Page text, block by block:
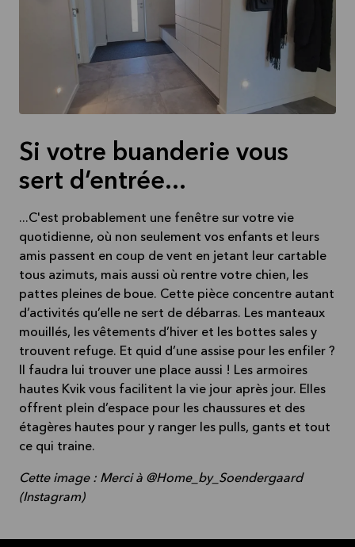
Si votre buanderie vous
sert d’entrée...
...C'est probablement une fenêtre sur votre vie
quotidienne, où non seulement vos enfants et leurs
amis passent en coup de vent en jetant leur cartable
tous azimuts, mais aussi où rentre votre chien, les
pattes pleines de boue. Cette pièce concentre autant
d’activités qu’elle ne sert de débarras. Les manteaux
mouillés, les vêtements d’hiver et les bottes sales y
trouvent refuge. Et quid d’une assise pour les enfiler ?
Il faudra lui trouver une place aussi ! Les armoires
hautes Kvik vous facilitent la vie jour après jour. Elles
offrent plein d’espace pour les chaussures et des
étagères hautes pour y ranger les pulls, gants et tout
ce qui traine.
Cette image : Merci à @Home_by_Soendergaard
(Instagram)